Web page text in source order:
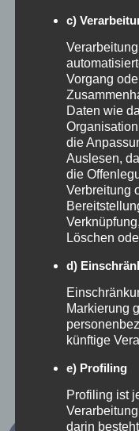
Gutscheinen.
Influencer
interessant.
Hotel
richtig
aufsetzen
Professionelles
braucht ein
entstehen
aussehen, aber
auslösen. Ein
c)
Vorgang
Daten wie
die
Auslesen,
die
Verbreitung
Löschen
d)
Markierung
künftige
e) Profiling
Profiling ist
darin